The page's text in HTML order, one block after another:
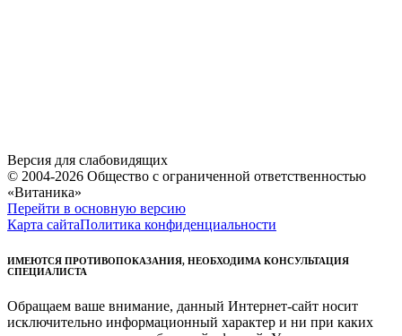
Версия для слабовидящих
© 2004-2026 Общество с ограниченной ответственностью
«Витаника»
Перейти в основную версию
Карта сайтаПолитика конфиденциальности
ИМЕЮТСЯ ПРОТИВОПОКАЗАНИЯ, НЕОБХОДИМА КОНСУЛЬТАЦИЯ
СПЕЦИАЛИСТА
Обращаем ваше внимание, данный Интернет-сайт носит
исключительно информационный характер и ни при каких